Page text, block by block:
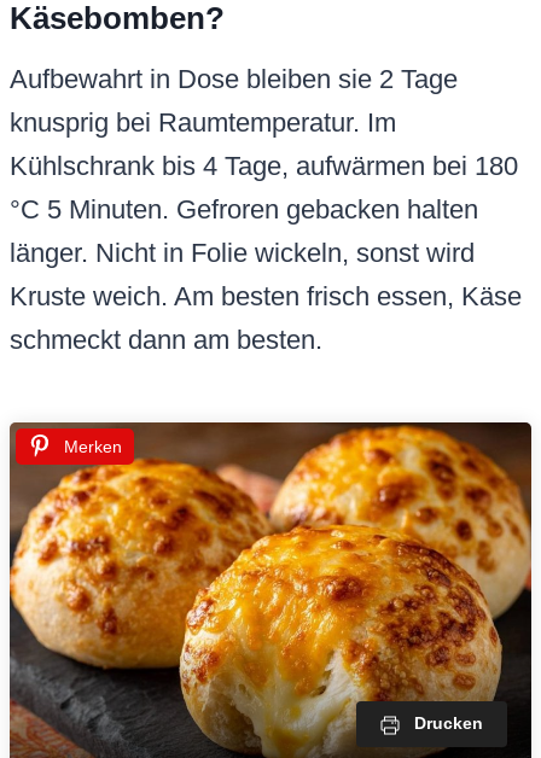
Käsebomben?
Aufbewahrt in Dose bleiben sie 2 Tage
knusprig bei Raumtemperatur. Im
Kühlschrank bis 4 Tage, aufwärmen bei 180
°C 5 Minuten. Gefroren gebacken halten
länger. Nicht in Folie wickeln, sonst wird
Kruste weich. Am besten frisch essen, Käse
schmeckt dann am besten.
Merken
Drucken